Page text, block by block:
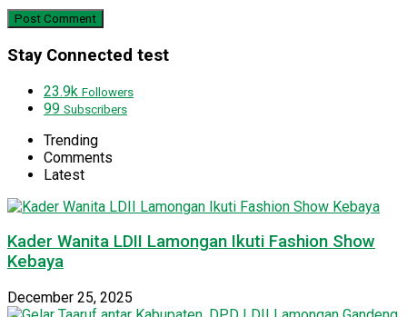
Stay Connected test
23.9k Followers
99 Subscribers
Trending
Comments
Latest
Kader Wanita LDII Lamongan Ikuti Fashion Show
Kebaya
December 25, 2025